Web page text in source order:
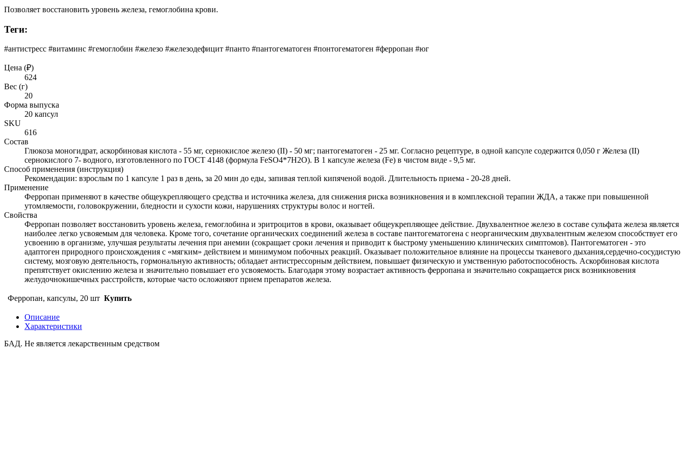
Позволяет восстановить уровень железа, гемоглобина крови.
Теги:
#антистресс #витаминс #гемоглобин #железо #железодефицит #панто #пантогематоген #понтогематоген #ферропан #юг
Цена (₽)
624
Вес (г)
20
Форма выпуска
20 капсул
SKU
616
Состав
Глюкоза моногидрат, аскорбиновая кислота - 55 мг, сернокислое железо (II) - 50 мг; пантогематоген - 25 мг. Согласно рецептуре, в одной капсуле содержится 0,050 г Железа (II)
сернокислого 7- водного, изготовленного по ГОСТ 4148 (формула FeSO4*7H2O). В 1 капсуле железа (Fe) в чистом виде - 9,5 мг.
Способ применения (инструкция)
Рекомендации: взрослым по 1 капсуле 1 раз в день, за 20 мин до еды, запивая теплой кипяченой водой. Длительность приема - 20-28 дней.
Применение
Ферропан применяют в качестве общеукрепляющего средства и источника железа, для снижения риска возникновения и в комплексной терапии ЖДА, а также при повышенной
утомляемости, головокружении, бледности и сухости кожи, нарушениях структуры волос и ногтей.
Свойства
Ферропан позволяет восстановить уровень железа, гемоглобина и эритроцитов в крови, оказывает общеукрепляющее действие. Двухвалентное железо в составе сульфата железа является
наиболее легко усвояемым для человека. Кроме того, сочетание органических соединений железа в составе пантогематогена с неорганическим двухвалентным железом способствует его
усвоению в организме, улучшая результаты лечения при анемии (сокращает сроки лечения и приводит к быстрому уменьшению клинических симптомов). Пантогематоген - это
адаптоген природного происхождения с «мягким» действием и минимумом побочных реакций. Оказывает положительное влияние на процессы тканевого дыхания,сердечно-сосудистую
систему, мозговую деятельность, гормональную активность; обладает антистрессорным действием, повышает физическую и умственную работоспособность. Аскорбиновая кислота
препятствует окислению железа и значительно повышает его усвояемость. Благодаря этому возрастает активность ферропана и значительно сокращается риск возникновения
желудочнокишечных расстройств, которые часто осложняют прием препаратов железа.
Ферропан, капсулы, 20 шт Купить
Описание
Характеристики
БАД. Не является лекарственным средством